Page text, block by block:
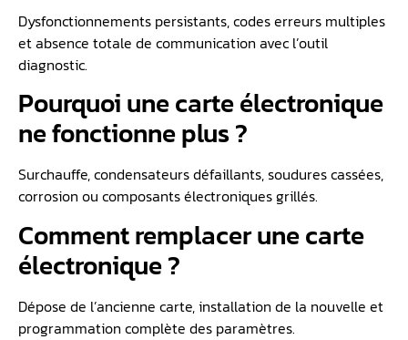
Dysfonctionnements persistants, codes erreurs multiples
et absence totale de communication avec l’outil
diagnostic.
Pourquoi une carte électronique
ne fonctionne plus ?
Surchauffe, condensateurs défaillants, soudures cassées,
corrosion ou composants électroniques grillés.
Comment remplacer une carte
électronique ?
Dépose de l’ancienne carte, installation de la nouvelle et
programmation complète des paramètres.